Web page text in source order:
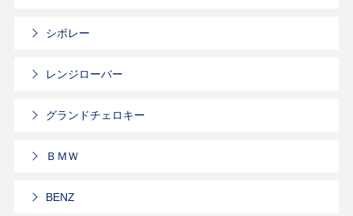
シボレー
レンジローバー
グランドチェロキー
ＢＭＷ
BENZ